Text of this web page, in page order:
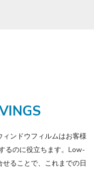
ンドウフィルムはお客様
るのに役立ちます。Low-
ることで、これまでの日